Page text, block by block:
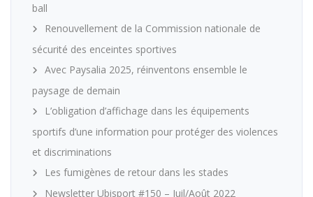
ball
Renouvellement de la Commission nationale de
sécurité des enceintes sportives
Avec Paysalia 2025, réinventons ensemble le
paysage de demain
L’obligation d’affichage dans les équipements
sportifs d’une information pour protéger des violences
et discriminations
Les fumigènes de retour dans les stades
Newsletter Ubisport #150 – Juil/Août 2022